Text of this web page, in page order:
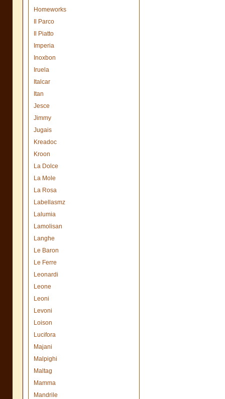
Homeworks
Il Parco
Il Piatto
Imperia
Inoxbon
Iruela
Italcar
Itan
Jesce
Jimmy
Jugais
Kreadoc
Kroon
La Dolce
La Mole
La Rosa
Labellasmz
Lalumia
Lamolisan
Langhe
Le Baron
Le Ferre
Leonardi
Leone
Leoni
Levoni
Loison
Lucifora
Majani
Malpighi
Maltag
Mamma
Mandrile